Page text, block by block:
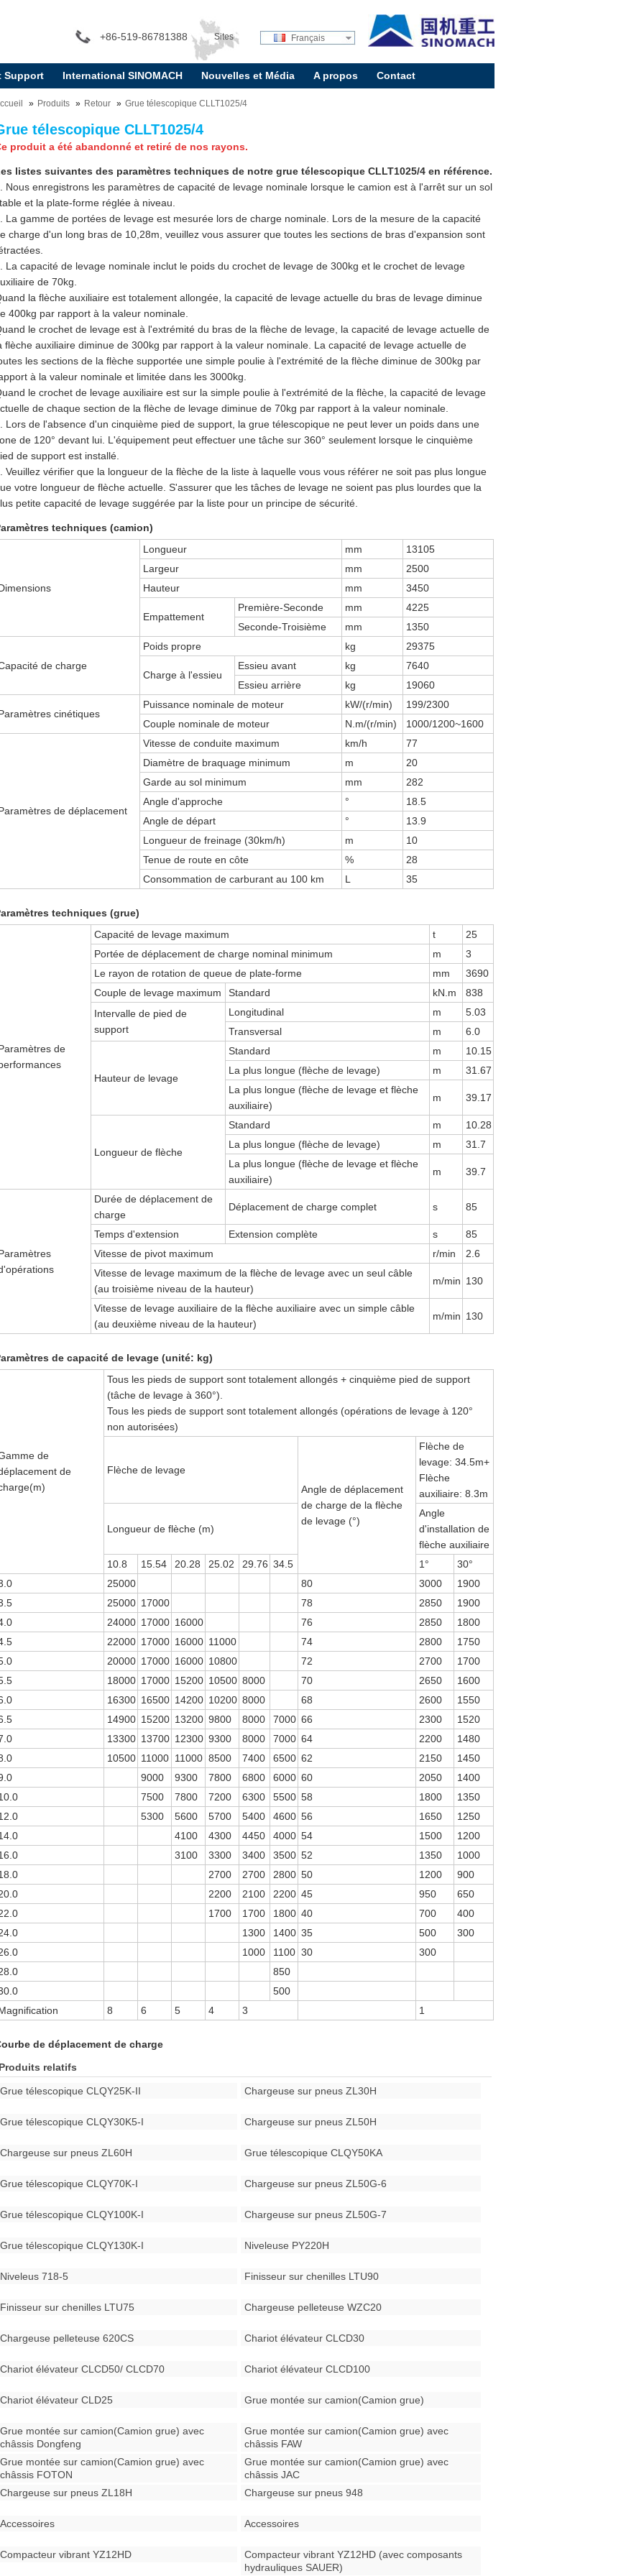
+86-519-86781388 Sites
internationaux:
Français
Support International SINOMACH Nouvelles et Média A propos Contact
Produits Retour Grue télescopique CLLT1025/4
télescopique CLLT1025/4
produit a été abandonné et retiré de nos rayons.
listes suivantes des paramètres techniques de notre grue télescopique CLLT1025/4 en référence.
Nous enregistrons les paramètres de capacité de levage nominale lorsque le camion est à l'arrêt sur un sol
et la plate-forme réglée à niveau.
La gamme de portées de levage est mesurée lors de charge nominale. Lors de la mesure de la capacité
charge d'un long bras de 10,28m, veuillez vous assurer que toutes les sections de bras d'expansion sont
La capacité de levage nominale inclut le poids du crochet de levage de 300kg et le crochet de levage
de 70kg.
la flèche auxiliaire est totalement allongée, la capacité de levage actuelle du bras de levage diminue
400kg par rapport à la valeur nominale.
le crochet de levage est à l'extrémité du bras de la flèche de levage, la capacité de levage actuelle de
flèche auxiliaire diminue de 300kg par rapport à la valeur nominale. La capacité de levage actuelle de
les sections de la flèche supportée une simple poulie à l'extrémité de la flèche diminue de 300kg par
à la valeur nominale et limitée dans les 3000kg.
le crochet de levage auxiliaire est sur la simple poulie à l'extrémité de la flèche, la capacité de levage
de chaque section de la flèche de levage diminue de 70kg par rapport à la valeur nominale.
Lors de l'absence d'un cinquième pied de support, la grue télescopique ne peut lever un poids dans une
de 120° devant lui. L'équipement peut effectuer une tâche sur 360° seulement lorsque le cinquième
de support est installé.
Veuillez vérifier que la longueur de la flèche de la liste à laquelle vous vous référer ne soit pas plus longue
votre longueur de flèche actuelle. S'assurer que les tâches de levage ne soient pas plus lourdes que la
petite capacité de levage suggérée par la liste pour un principe de sécurité.
techniques (camion)
Longueur mm
13105
Largeur
mm
2500
Hauteur
mm 3450
Empattement
Première-Seconde mm
4225
Seconde-Troisième
mm 1350
de charge
Poids propre kg 29375
Charge à l'essieu
Essieu avant kg
7640
Essieu arrière
kg 19060
cinétiques
Puissance nominale de moteur kW/(r/min)
199/2300
Couple nominale de moteur
N.m/(r/min) 1000/1200~1600
de déplacement
Vitesse de conduite maximum km/h
77
Diamètre de braquage minimum
m
20
Garde au sol minimum
mm
282
Angle d'approche
°
18.5
Angle de départ
°
13.9
Longueur de freinage (30km/h)
m
10
Tenue de route en côte
%
28
Consommation de carburant au 100 km
L 35
techniques (grue)
de
Capacité de levage maximum t
25
Portée de déplacement de charge nominal minimum
m
3
Le rayon de rotation de queue de plate-forme
mm
3690
Couple de levage maximum
Standard kN.m
838
Intervalle de pied de
support
Longitudinal m
5.03
Transversal
m 6.0
Hauteur de levage
Standard m
10.15
La plus longue (flèche de levage)
m
31.67
La plus longue (flèche de levage et flèche
auxiliaire)
m 39.17
Longueur de flèche
Standard m
10.28
La plus longue (flèche de levage)
m
31.7
La plus longue (flèche de levage et flèche
auxiliaire)
m 39.7
Durée de déplacement de
charge
Déplacement de charge complet s 85
Temps d'extension Extension complète s
85
Vitesse de pivot maximum
r/min
2.6
Vitesse de levage maximum de la flèche de levage avec un seul câble
(au troisième niveau de la hauteur)
m/min 130
Vitesse de levage auxiliaire de la flèche auxiliaire avec un simple câble
(au deuxième niveau de la hauteur)
m/min 130
de capacité de levage (unité: kg)
de
de
Tous les pieds de support sont totalement allongés + cinquième pied de support
(tâche de levage à 360°).
Tous les pieds de support sont totalement allongés (opérations de levage à 120°
non autorisées)
Flèche de levage
Angle de déplacement
de charge de la flèche
de levage (°)
Flèche de
levage: 34.5m+
Flèche
auxiliaire: 8.3m
Longueur de flèche (m)
Angle
d'installation de
flèche auxiliaire
10.8
15.54 20.28 25.02 29.76 34.5 1°
30°
25000 80 3000
1900
25000 17000 78 2850
1900
24000 17000 16000 76 2850
1800
22000 17000 16000 11000 74 2800
1750
20000 17000 16000 10800 72 2700
1700
18000 17000 15200 10500 8000 70 2650
1600
16300 16500 14200 10200 8000 68 2600
1550
14900 15200 13200 9800 8000 7000 66 2300
1520
13300 13700 12300 9300 8000 7000 64 2200
1480
10500 11000 11000 8500 7400 6500 62 2150
1450
9000 9300 7800 6800 6000 60 2050
1400
7500 7800 7200 6300 5500 58 1800
1350
5300 5600 5700 5400 4600 56 1650
1250
4100 4300 4450 4000 54 1500
1200
3100 3300 3400 3500 52 1350
1000
2700 2700 2800 50 1200
900
2200 2100 2200 45 950
650
1700 1700 1800 40 700
400
1300 1400 35 500
300
1000 1100 30
300
850
500
8 6 5 4 3 1
de déplacement de charge
relatifs
Grue télescopique CLQY25K-II Chargeuse sur pneus ZL30H
Grue télescopique CLQY30K5-I Chargeuse sur pneus ZL50H
Chargeuse sur pneus ZL60H Grue télescopique CLQY50KA
Grue télescopique CLQY70K-I Chargeuse sur pneus ZL50G-6
Grue télescopique CLQY100K-I Chargeuse sur pneus ZL50G-7
Grue télescopique CLQY130K-I Niveleuse PY220H
Niveleus 718-5 Finisseur sur chenilles LTU90
Finisseur sur chenilles LTU75 Chargeuse pelleteuse WZC20
Chargeuse pelleteuse 620CS Chariot élévateur CLCD30
Chariot élévateur CLCD50/ CLCD70 Chariot élévateur CLCD100
Chariot élévateur CLD25 Grue montée sur camion(Camion grue)
Grue montée sur camion(Camion grue) avec
châssis Dongfeng
Grue montée sur camion(Camion grue) avec
châssis FAW
Grue montée sur camion(Camion grue) avec
châssis FOTON
Grue montée sur camion(Camion grue) avec
châssis JAC
Chargeuse sur pneus ZL18H
Chargeuse sur pneus 948
Accessoires Accessoires
Compacteur vibrant YZ12HD
Compacteur vibrant YZ12HD (avec composants
hydrauliques SAUER)